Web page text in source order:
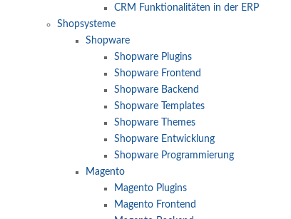
CRM Funktionalitäten in der ERP
Shopsysteme
Shopware
Shopware Plugins
Shopware Frontend
Shopware Backend
Shopware Templates
Shopware Themes
Shopware Entwicklung
Shopware Programmierung
Magento
Magento Plugins
Magento Frontend